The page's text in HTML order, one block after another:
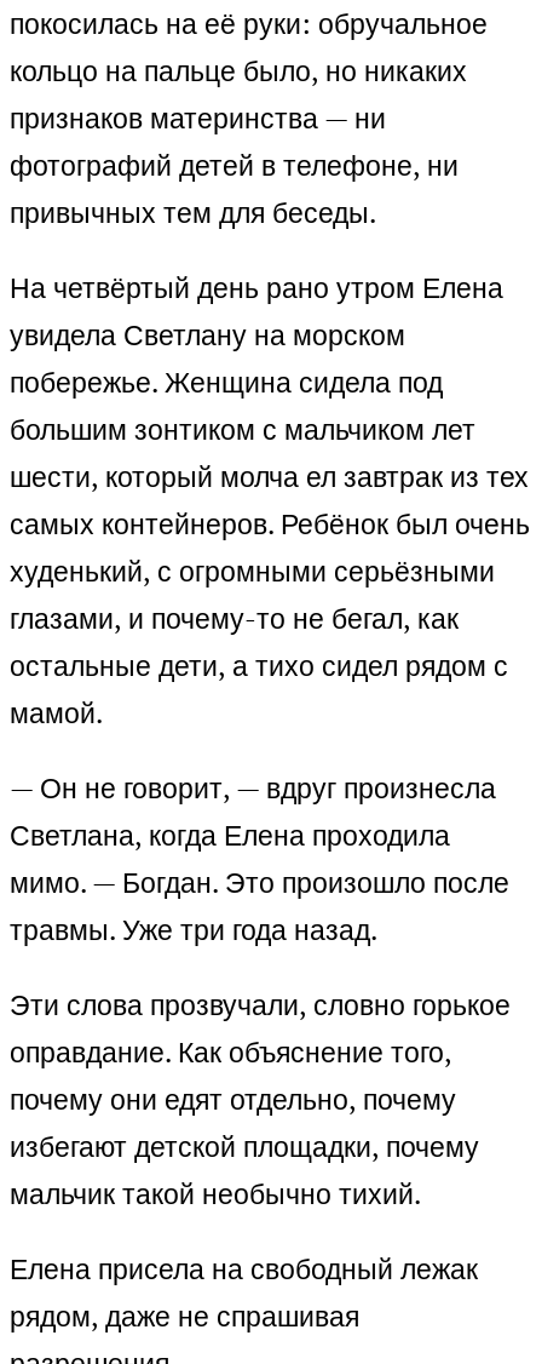
покосилась на её руки: обручальное
кольцо на пальце было, но никаких
признаков материнства — ни
фотографий детей в телефоне, ни
привычных тем для беседы.
На четвёртый день рано утром Елена
увидела Светлану на морском
побережье. Женщина сидела под
большим зонтиком с мальчиком лет
шести, который молча ел завтрак из тех
самых контейнеров. Ребёнок был очень
худенький, с огромными серьёзными
глазами, и почему-то не бегал, как
остальные дети, а тихо сидел рядом с
мамой.
— Он не говорит, — вдруг произнесла
Светлана, когда Елена проходила
мимо. — Богдан. Это произошло после
травмы. Уже три года назад.
Эти слова прозвучали, словно горькое
оправдание. Как объяснение того,
почему они едят отдельно, почему
избегают детской площадки, почему
мальчик такой необычно тихий.
Елена присела на свободный лежак
рядом, даже не спрашивая